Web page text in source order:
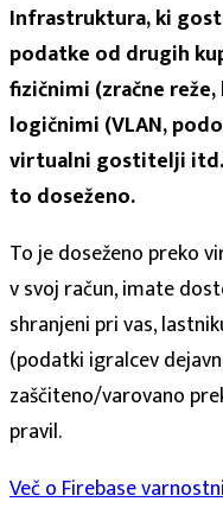
Infrastruktura, ki
podatke od drugih
fizičnimi (zračne
logičnimi (VLAN,
virtualni gostitelji
to doseženo.
To je doseženo preko
v svoj račun, imate
shranjeni pri vas,
(podatki igralcev
zaščiteno/varovano
pravil.
Več o Firebase